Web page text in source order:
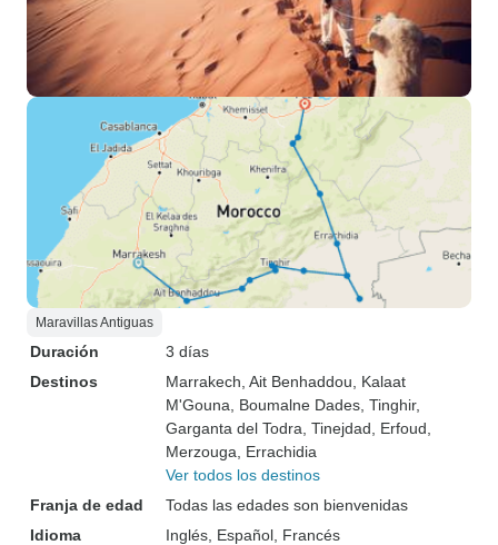
Maravillas Antiguas
Duración
3 días
Destinos
Marrakech , Ait Benhaddou , Kalaat
M'Gouna , Boumalne Dades , Tinghir,
Garganta del Todra , Tinejdad , Erfoud
Merzouga , Errachidia
Ver todos los destinos
Franja de edad
Todas las edades son bienvenidas
Idioma
Inglés, Español, Francés